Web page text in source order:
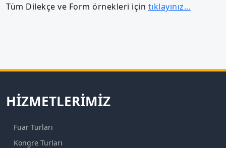
Tüm Dilekçe ve Form örnekleri için tıklayınız...
HIZMETLERIMIZ
Fuar Turları
Kongre Turları